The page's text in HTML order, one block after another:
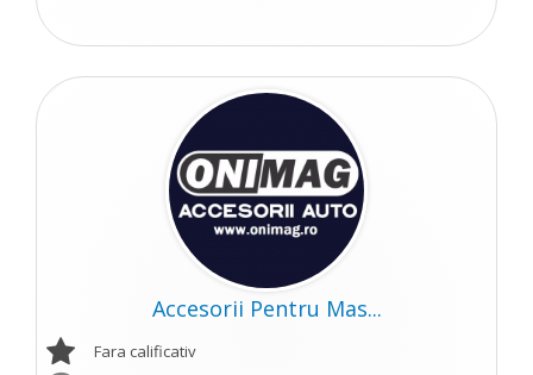
Accesorii Pentru Mas...
Fara calificativ